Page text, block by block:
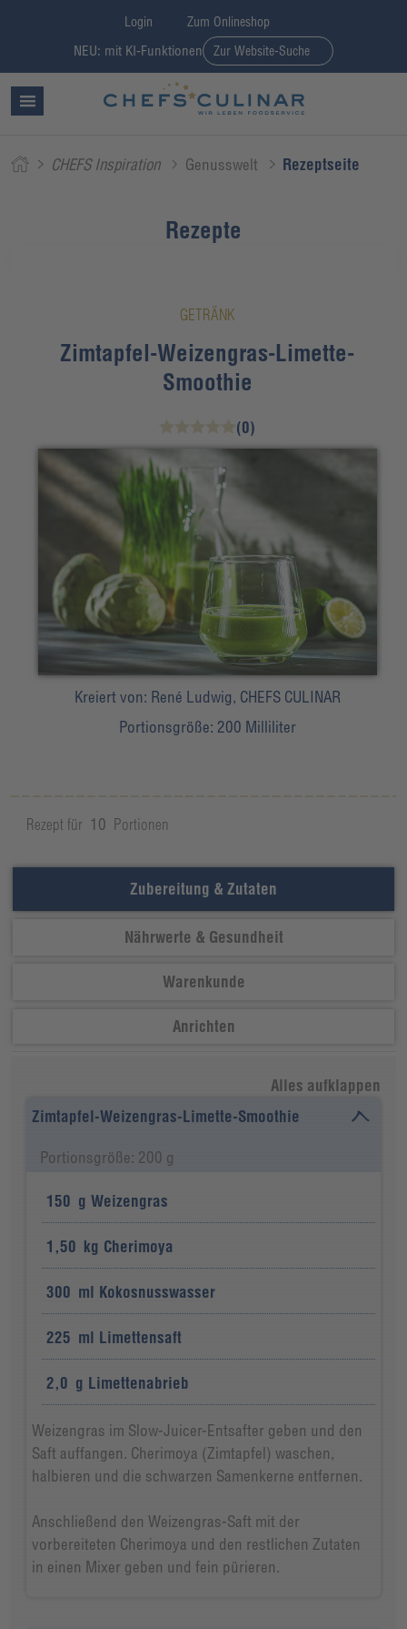
Login Zum Onlineshop
NEU: mit KI-Funktionen Zur Website-Suche
CHEFS Inspiration Genusswelt Rezeptseite
Rezepte
GETRÄNK
Zimtapfel-Weizengras-Limette-
Smoothie
(0)
Kreiert von: René Ludwig, CHEFS CULINAR
Portionsgröße: 200 Milliliter
Rezept für 10 Portionen
Zubereitung & Zutaten
Nährwerte & Gesundheit
Warenkunde
Anrichten
Alles aufklappen
Zimtapfel-Weizengras-Limette-Smoothie
Portionsgröße: 200 g
150 g Weizengras
1,50 kg Cherimoya
300 ml Kokosnusswasser
225 ml Limettensaft
2,0 g Limettenabrieb
Weizengras im Slow-Juicer-Entsafter geben und den
Saft auffangen. Cherimoya (Zimtapfel) waschen,
halbieren und die schwarzen Samenkerne entfernen.
Anschließend den Weizengras-Saft mit der
vorbereiteten Cherimoya und den restlichen Zutaten
in einen Mixer geben und fein pürieren.